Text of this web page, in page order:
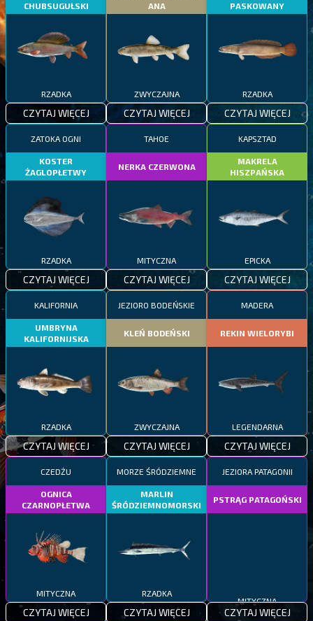
CHUBSUGUŁSKI
RZADKA
CZYTAJ WIĘCEJ
ANA
ZWYCZAJNA
CZYTAJ WIĘCEJ
PASKOWANY
RZADKA
CZYTAJ WIĘCEJ
ZATOKA OGNI
KOSTER
ŻAGLOPŁETWY
RZADKA
CZYTAJ WIĘCEJ
TAHOE
NERKA CZERWONA
MITYCZNA
CZYTAJ WIĘCEJ
KAPSZTAD
MAKRELA
HISZPAŃSKA
EPICKA
CZYTAJ WIĘCEJ
KALIFORNIA
UMBRYNA
KALIFORNIJSKA
RZADKA
CZYTAJ WIĘCEJ
JEZIORO BODEŃSKIE
KLEŃ BODEŃSKI
ZWYCZAJNA
CZYTAJ WIĘCEJ
MADERA
REKIN WIELORYBI
LEGENDARNA
CZYTAJ WIĘCEJ
CZEDŻU
OGNICA
CZARNOPŁETWA
MITYCZNA
CZYTAJ WIĘCEJ
MORZE ŚRÓDZIEMNE
MARLIN
ŚRÓDZIEMNOMORSKI
RZADKA
CZYTAJ WIĘCEJ
JEZIORA PATAGONII
PSTRĄG PATAGOŃSKI
CZYTAJ WIĘCEJ